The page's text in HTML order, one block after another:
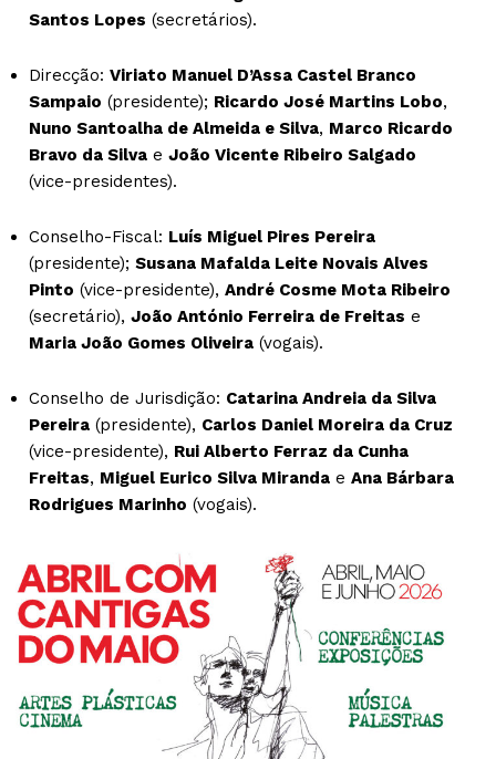
Santos Lopes (secretários).
Direcção: Viriato Manuel D’Assa Castel Branco
Sampaio (presidente); Ricardo José Martins Lobo,
Nuno Santoalha de Almeida e Silva, Marco Ricardo
Bravo da Silva e João Vicente Ribeiro Salgado
(vice-presidentes).
Conselho-Fiscal: Luís Miguel Pires Pereira
(presidente); Susana Mafalda Leite Novais Alves
Pinto (vice-presidente), André Cosme Mota Ribeiro
(secretário), João António Ferreira de Freitas e
Maria João Gomes Oliveira (vogais).
Conselho de Jurisdição: Catarina Andreia da Silva
Pereira (presidente), Carlos Daniel Moreira da Cruz
(vice-presidente), Rui Alberto Ferraz da Cunha
Freitas, Miguel Eurico Silva Miranda e Ana Bárbara
Rodrigues Marinho (vogais).